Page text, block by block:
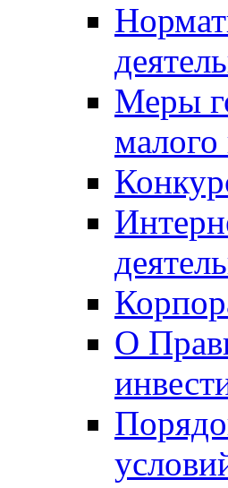
Меры
малого
О